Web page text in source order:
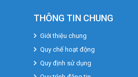
THÔNG TIN CHUNG
Giới thiệu chung
Quy chế hoạt động
Quy định sử dụng